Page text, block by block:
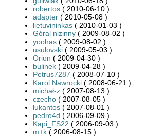
robertos ( 2010-06-10 )
adapter ( 2010-05-08 )
lietuvininkas ( 2010-01-03 )
Góral nizinny ( 2009-08-02 )
yoohas ( 2009-08-02 )
usulovski ( 2009-05-03 )
Orion ( 2009-04-30 )
bulinek ( 2009-04-28 )
Petrus7287 ( 2008-07-10 )
Karol Nawrocki ( 2008-06-21 )
michał-z ( 2007-08-13 )
czecho ( 2007-08-05 )
lukantos ( 2007-08-01 )
pedro4d ( 2006-09-09 )
Kapi_FS22 ( 2006-09-03 )
m+k ( 2006-08-15 )